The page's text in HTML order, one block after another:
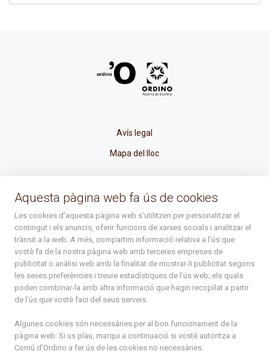
Avís legal
Mapa del lloc
atenciociutadana@ordino.ad
+376 878 100
De Dl. a Dv. : de 8 a 16h (els divendres a partir de l'1 de juny
fins al divendres de la setmana de Meritxell : de 8 a 14h)
Rep tota l'actualitat del Comú d'Ordino en el teu correu
Subscriu-te
Aquesta pàgina web fa ús de cookies
Les cookies d’aquesta pàgina web s’utilitzen per personalitzar el
contingut i els anuncis, oferir funcions de xarxes socials i analitzar el
trànsit a la web. A més, compartim informació relativa a l’ús que
vostè fa de la nostra pàgina web amb terceres empreses de
publicitat o anàlisi web amb la finalitat de mostrar-li publicitat segons
les seves preferències i treure estadístiques de l’ús web; els quals
poden combinar-la amb altra informació que hagin recopilat a partir
de l’ús que vostè faci del seus serveis.
Algunes cookies són necessàries per al bon funcionament de la
pàgina web. Si us plau, marqui a continuació si vostè autoritza a
Comú d'Ordino a fer ús de les cookies no necessàries.